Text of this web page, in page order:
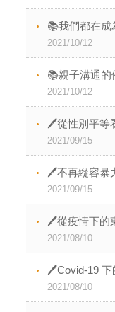
📚我們都在成
2021/10/12
📚親子溝通的
2021/10/12
🖊從性別平等
2021/09/15
🖊不再縱容暴
2021/09/15
🖊從疫情下的
2021/08/10
🖊Covid-19 下
2021/08/10